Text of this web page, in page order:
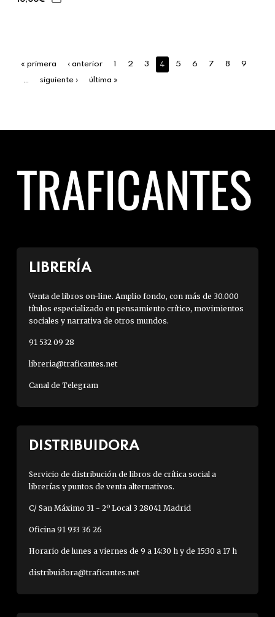
« primera ‹ anterior 1 2 3 4 5 6 7 8 9
… siguiente › última »
LIBRERÍA
Venta de libros on-line. Amplio fondo, con más de 30.000
títulos especializado en pensamiento crítico, movimientos
sociales y narrativa de otros mundos.
91 532 09 28
libreria@traficantes.net
Canal de Telegram
DISTRIBUIDORA
Servicio de distribución de libros de crítica social a
librerías y puntos de venta alternativos.
C/ San Máximo 31 - 2º Local 3 28041 Madrid
Oficina 91 933 36 26
Horario de lunes a viernes de 9 a 14:30 h y de 15:30 a 17 h
distribuidora@traficantes.net